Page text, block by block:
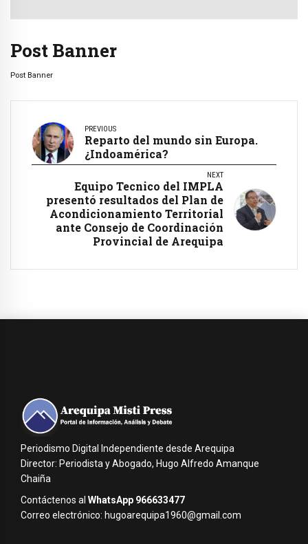
Post Banner
Post Banner
PREVIOUS
Reparto del mundo sin Europa.
¿Indoamérica?
NEXT
Equipo Tecnico del IMPLA
presentó resultados del Plan de
Acondicionamiento Territorial
ante Consejo de Coordinación
Provincial de Arequipa
Periodismo Digital Independiente desde Arequipa
Director: Periodista y Abogado, Hugo Alfredo Amanque
Chaiña
Contáctenos al WhatsApp 966633477
Correo electrónico: hugoarequipa1960@gmail.com